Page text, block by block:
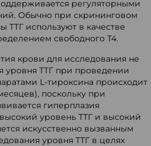
регуляторными
Обычно при скрининговом
используют в качестве
свободного Т4.
крови для исследования не
уровня ТТГ при проведении
L-тироксина происходит
поскольку при
гиперплазия
уровень ТТГ и высокий
искусственно вызванным
уровня ТТГ в целях